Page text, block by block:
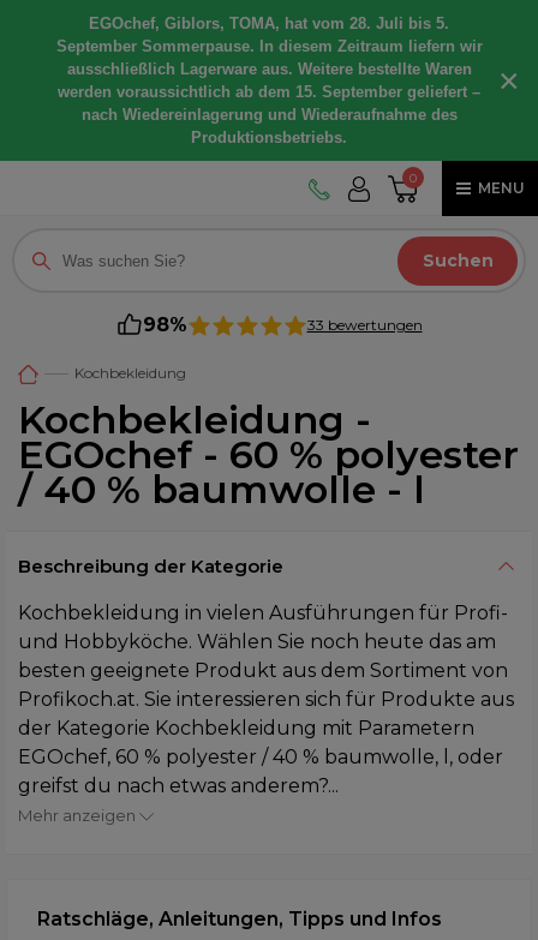
EGOchef, Giblors, TOMA, hat vom 28. Juli bis 5.
September Sommerpause. In diesem Zeitraum liefern wir
ausschließlich Lagerware aus. Weitere bestellte Waren
werden voraussichtlich ab dem 15. September geliefert –
nach Wiedereinlagerung und Wiederaufnahme des
Produktionsbetriebs.
×
0
MENU
Suchen
98% 33 bewertungen
Kochbekleidung
Kochbekleidung -
EGOchef - 60 % polyester
/ 40 % baumwolle - l
Beschreibung der Kategorie
Kochbekleidung in vielen Ausführungen für Profi-
und Hobbyköche. Wählen Sie noch heute das am
besten geeignete Produkt aus dem Sortiment von
Profikoch.at. Sie interessieren sich für Produkte aus
der Kategorie Kochbekleidung mit Parametern
EGOchef, 60 % polyester / 40 % baumwolle, l, oder
greifst du nach etwas anderem?...
Mehr anzeigen
Ratschläge, Anleitungen, Tipps und Infos